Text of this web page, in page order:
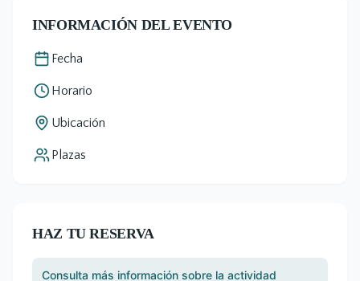
INFORMACIÓN DEL EVENTO
Fecha
Horario
Ubicación
Plazas
HAZ TU RESERVA
Consulta más información sobre la actividad